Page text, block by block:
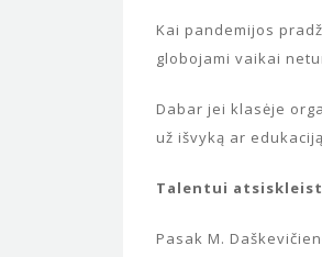
Kai pandemijos
globojami vaikai
Dabar jei klasėje
už išvyką ar
Talentui
Pasak M.